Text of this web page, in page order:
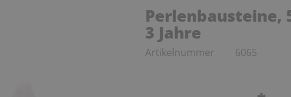
Perlenbausteine,
3 Jahre
Artikelnummer 6065